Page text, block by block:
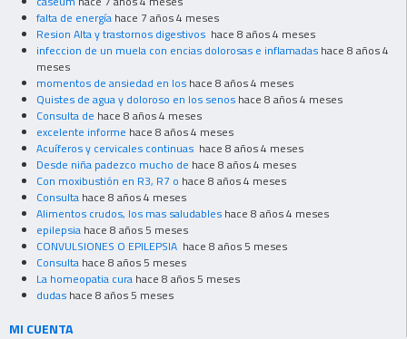
falta de energía hace 7 años 4 meses
Resion Alta y trastornos digestivos hace 8 años 4 meses
infeccion de un muela con encias dolorosas e inflamadas hace 8 años 4
meses
momentos de ansiedad en los hace 8 años 4 meses
Quistes de agua y doloroso en los senos hace 8 años 4 meses
Consulta de hace 8 años 4 meses
excelente informe hace 8 años 4 meses
Acuíferos y cervicales continuas hace 8 años 4 meses
Desde niña padezco mucho de hace 8 años 4 meses
Con moxibustión en R3, R7 o hace 8 años 4 meses
Consulta hace 8 años 4 meses
Alimentos crudos, los mas saludables hace 8 años 4 meses
epilepsia hace 8 años 5 meses
CONVULSIONES O EPILEPSIA hace 8 años 5 meses
Consulta hace 8 años 5 meses
La homeopatia cura hace 8 años 5 meses
dudas hace 8 años 5 meses
MI CUENTA